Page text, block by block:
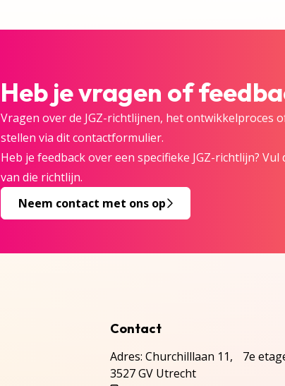
Heb je vragen of
Vragen over de JGZ-richtlijnen, het ontwikkelproces
stellen via dit contactformulier.
Heb je feedback over een specifieke JGZ-richtlijn?
van die richtlijn.
Neem contact met ons op
Contact
Adres: Churchilllaan 11, 7e
3527 GV Utrecht